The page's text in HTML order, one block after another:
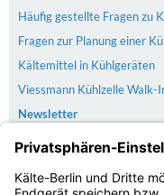
Häufig gestellte Fragen zu
Fragen zur Planung einer
Kältemittel in Kühlgeräten
Viessmann Kühlzelle Walk-
Newsletter
Versand
Der Versand erfolgt
Zahlarten